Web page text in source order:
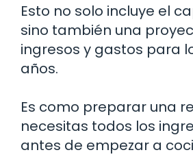
Esto no solo incluye el
sino también una
ingresos y gastos para
años.
Es como preparar una
necesitas todos los
antes de empezar a